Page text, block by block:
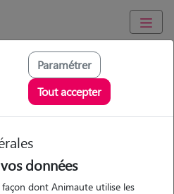
Loire-Atlantique/Moisdon-la-Rivière
- Petsitter à
LA
Paramétrer
Tout accepter
données
dont Animaute utilise les